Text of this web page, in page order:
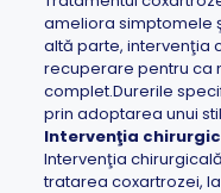
ameliora simptomele
altă parte, intervenţia
recuperare pentru ca
complet.Durerile
prin adoptarea unui
Intervenţia
Intervenţia
tratarea coxartrozei,